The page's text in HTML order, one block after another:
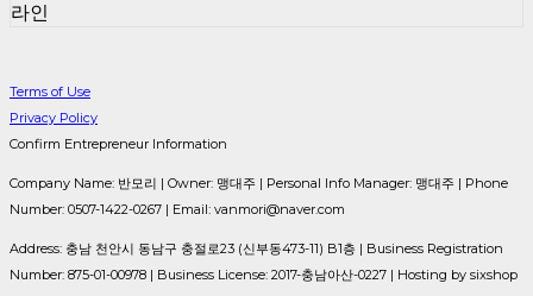
라인
Terms of Use
Privacy Policy
Confirm Entrepreneur Information
Company Name: 반모리 | Owner: 맹대주 | Personal Info Manager: 맹대주 | Phone
Number: 0507-1422-0267 | Email: vanmori@naver.com
Address: 충남 천안시 동남구 충절로23 (신부동473-11) B1층 | Business Registration
Number: 875-01-00978 | Business License: 2017-충남아산-0227 | Hosting by sixshop